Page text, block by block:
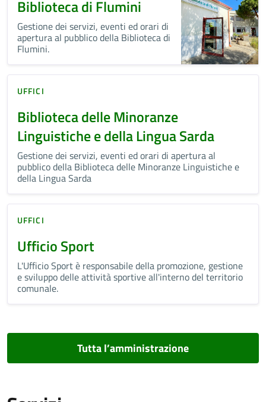
Biblioteca di Flumini
Gestione dei servizi, eventi ed orari di
apertura al pubblico della Biblioteca di
Flumini.
UFFICI
Biblioteca delle Minoranze
Linguistiche e della Lingua Sarda
Gestione dei servizi, eventi ed orari di apertura al
pubblico della Biblioteca delle Minoranze Linguistiche e
della Lingua Sarda
UFFICI
Ufficio Sport
L'Ufficio Sport è responsabile della promozione, gestione
e sviluppo delle attività sportive all'interno del territorio
comunale.
Tutta l’amministrazione